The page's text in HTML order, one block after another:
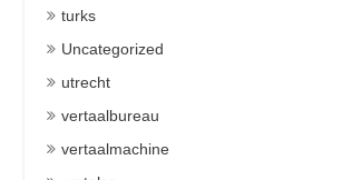
turks
Uncategorized
utrecht
vertaalbureau
vertaalmachine